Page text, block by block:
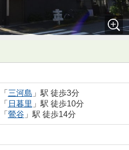
「 三河島 」駅 徒歩3分
「 日暮里 」駅 徒歩10分
「 鶯谷 」駅 徒歩14分